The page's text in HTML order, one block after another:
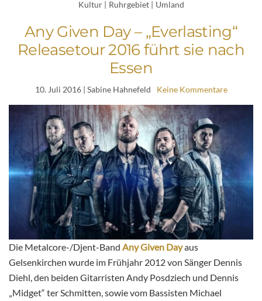
Kultur | Ruhrgebiet | Umland
Any Given Day – „Everlasting“
Releasetour 2016 führt sie nach
Essen
10. Juli 2016| Sabine Hahnefeld Keine Kommentare
Die Metalcore-/Djent-Band Any Given Dayaus
Gelsenkirchen wurde im Frühjahr 2012 von Sänger Dennis
Diehl, den beiden Gitarristen Andy Posdziech und Dennis
„Midget“ ter Schmitten, sowie vom Bassisten Michael